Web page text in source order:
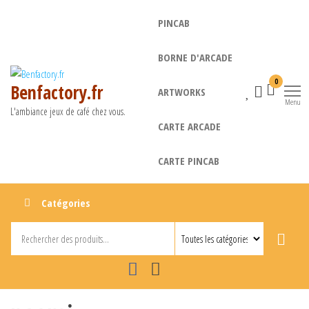
Benfactory.fr
L'ambiance jeux de café chez vous.
PINCAB
BORNE D'ARCADE
ARTWORKS
CARTE ARCADE
CARTE PINCAB
0
Menu
Catégories